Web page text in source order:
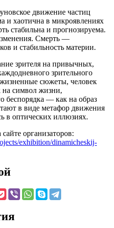
движение частиц
и хаотична в микроявлениях
стабильна и прогнозируема.
Смерть —
и стабильность материи.
зрителя на привычных,
зрительного
сюжеты, человек
на символ жизни,
беспорядка — как на образ
в виде метафор движения
в оптических иллюзиях.
организаторов:
exhibition/dinamicheskij-